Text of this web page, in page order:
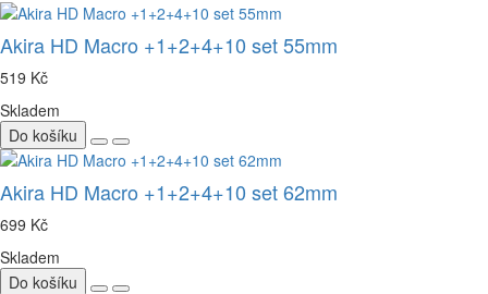
Akira HD Macro +1+2+4+10 set 55mm
519 Kč
Skladem
Do košíku
Akira HD Macro +1+2+4+10 set 62mm
699 Kč
Skladem
Do košíku